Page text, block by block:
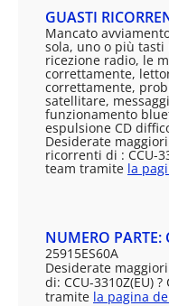
GUASTI
Mancato
sola, uno o più tasti
ricezione radio, le
correttamente,
correttamente,
satellitare,
funzionamento
espulsione CD
Desiderate
ricorrenti di : CCU-
team tramite la
NUMERO PARTE:
25915ES60A
Desiderate
di: CCU-3310Z(EU)
tramite la pagina